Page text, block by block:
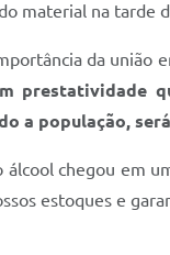
material na tarde
da união
prestatividade
a população,
álcool chegou em
estoques e